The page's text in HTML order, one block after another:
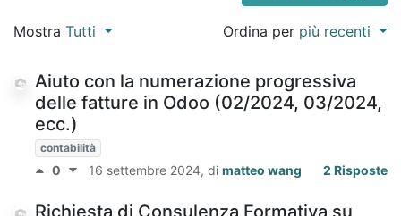
Mostra Tutti Ordina per più recenti
Aiuto con la numerazione progressiva
delle fatture in Odoo (02/2024, 03/2024,
ecc.)
contabilità
0 16 settembre 2024, di matteo wang 2 Risposte